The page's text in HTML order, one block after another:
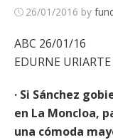
26/01/2016 by
ABC 26/01/16
EDURNE URIARTE
· Si Sánchez
en La Moncloa,
una cómoda